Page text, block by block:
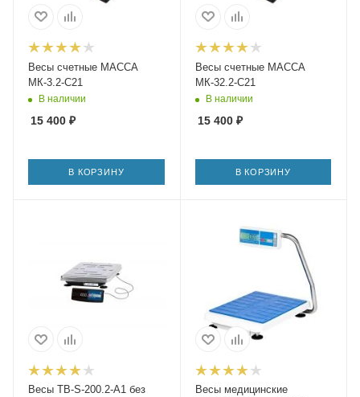
Весы счетные МАССА
МК-3.2-С21
В наличии
15 400 ₽
В КОРЗИНУ
Весы счетные МАССА
МК-32.2-С21
В наличии
15 400₽
В КОРЗИНУ
Весы TB-S-200.2-A1 без
Весы медицинские